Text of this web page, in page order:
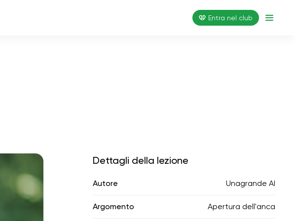
Entra nel club
01:44
Dettagli della lezione
Autore Unagrande AI
Argomento Apertura dell'anca